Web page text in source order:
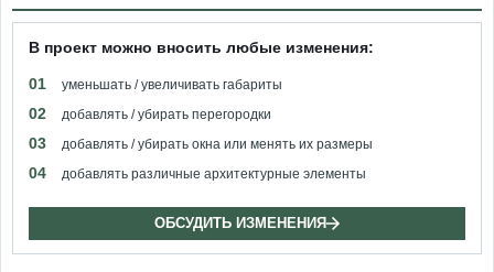
В проект можно вносить любые изменения:
01 уменьшать / увеличивать габариты
02 добавлять / убирать перегородки
03 добавлять / убирать окна или менять их размеры
04 добавлять различные архитектурные элементы
ОБСУДИТЬ ИЗМЕНЕНИЯ